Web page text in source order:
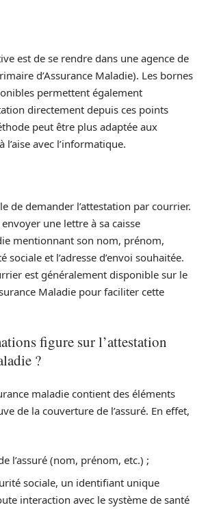
est de se rendre dans une agence de
d’Assurance Maladie). Les bornes
permettent également
directement depuis ces points
peut être plus adaptée aux
l’aise avec l’informatique.
de demander l’attestation par courrier.
envoyer une lettre à sa caisse
mentionnant son nom, prénom,
sociale et l’adresse d’envoi souhaitée.
est généralement disponible sur le
Maladie pour faciliter cette
figure sur l’attestation
?
maladie contient des éléments
de la couverture de l’assuré. En effet,
l’assuré (nom, prénom, etc.) ;
sociale, un identifiant unique
interaction avec le système de santé